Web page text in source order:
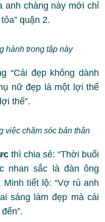
anh chàng này mới chỉ
quận 2.
hành trong tập này
“Cái đẹp không dành
nữ đẹp là một lợi thế
thế”.
việc chăm sóc bản thân
thì chia sẻ: “Thời buổi
nhan sắc là đàn ông
tiết lộ: “Vợ rủ anh
sáng làm đẹp mà cái